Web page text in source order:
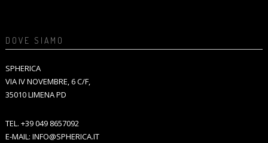
DOVE SIAMO
SPHERICA
VIA IV NOVEMBRE, 6 C/F,
35010 LIMENA PD
TEL. +39 049 8657092
E-MAIL: INFO@SPHERICA.IT